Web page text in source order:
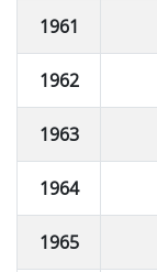
1961
1962
1963
1964
1965